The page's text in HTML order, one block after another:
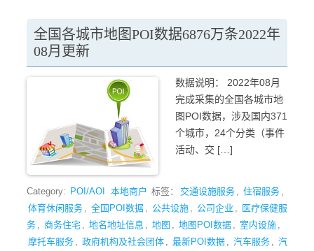
全国各城市地图POI数据6876万条2022年
08月更新
数据说明： 2022年08月
完成采集的全国各城市地
图POI数据，涉及国内371
个城市，24个分类（事件
活动、交 […]
Category: POI/AOI 本地商户 标签： 交通设施服务 , 住宿服务 ,
体育休闲服务 , 全国POI数据 , 公共设施 , 公司企业 , 医疗保健服
务 , 商务住宅 , 地名地址信息 , 地图 , 地图POI数据 , 室内设施 ,
摩托车服务 , 政府机构及社会团体 , 最新POI数据 , 汽车服务 , 汽